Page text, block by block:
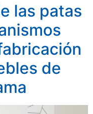
las patas
de